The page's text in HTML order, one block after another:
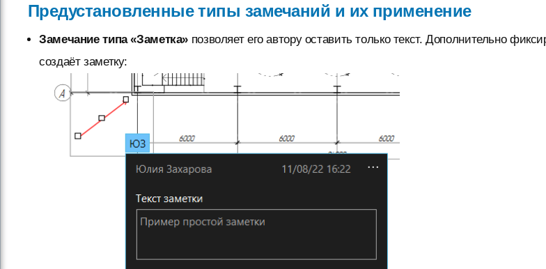
Предустановленные типы замечаний и их применение
Замечание типа «Заметка» позволяет его автору оставить только текст. Дополнительно
создаёт заметку: